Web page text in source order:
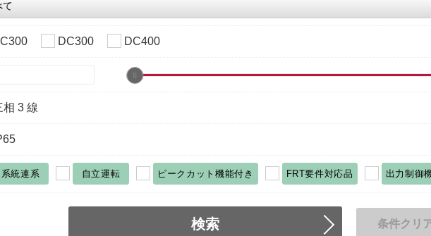
DC300 DC400
相 3 線
系統連系 自立運転 ピークカット機能付き FRT要件対応品 出力制御
検索 条件クリ